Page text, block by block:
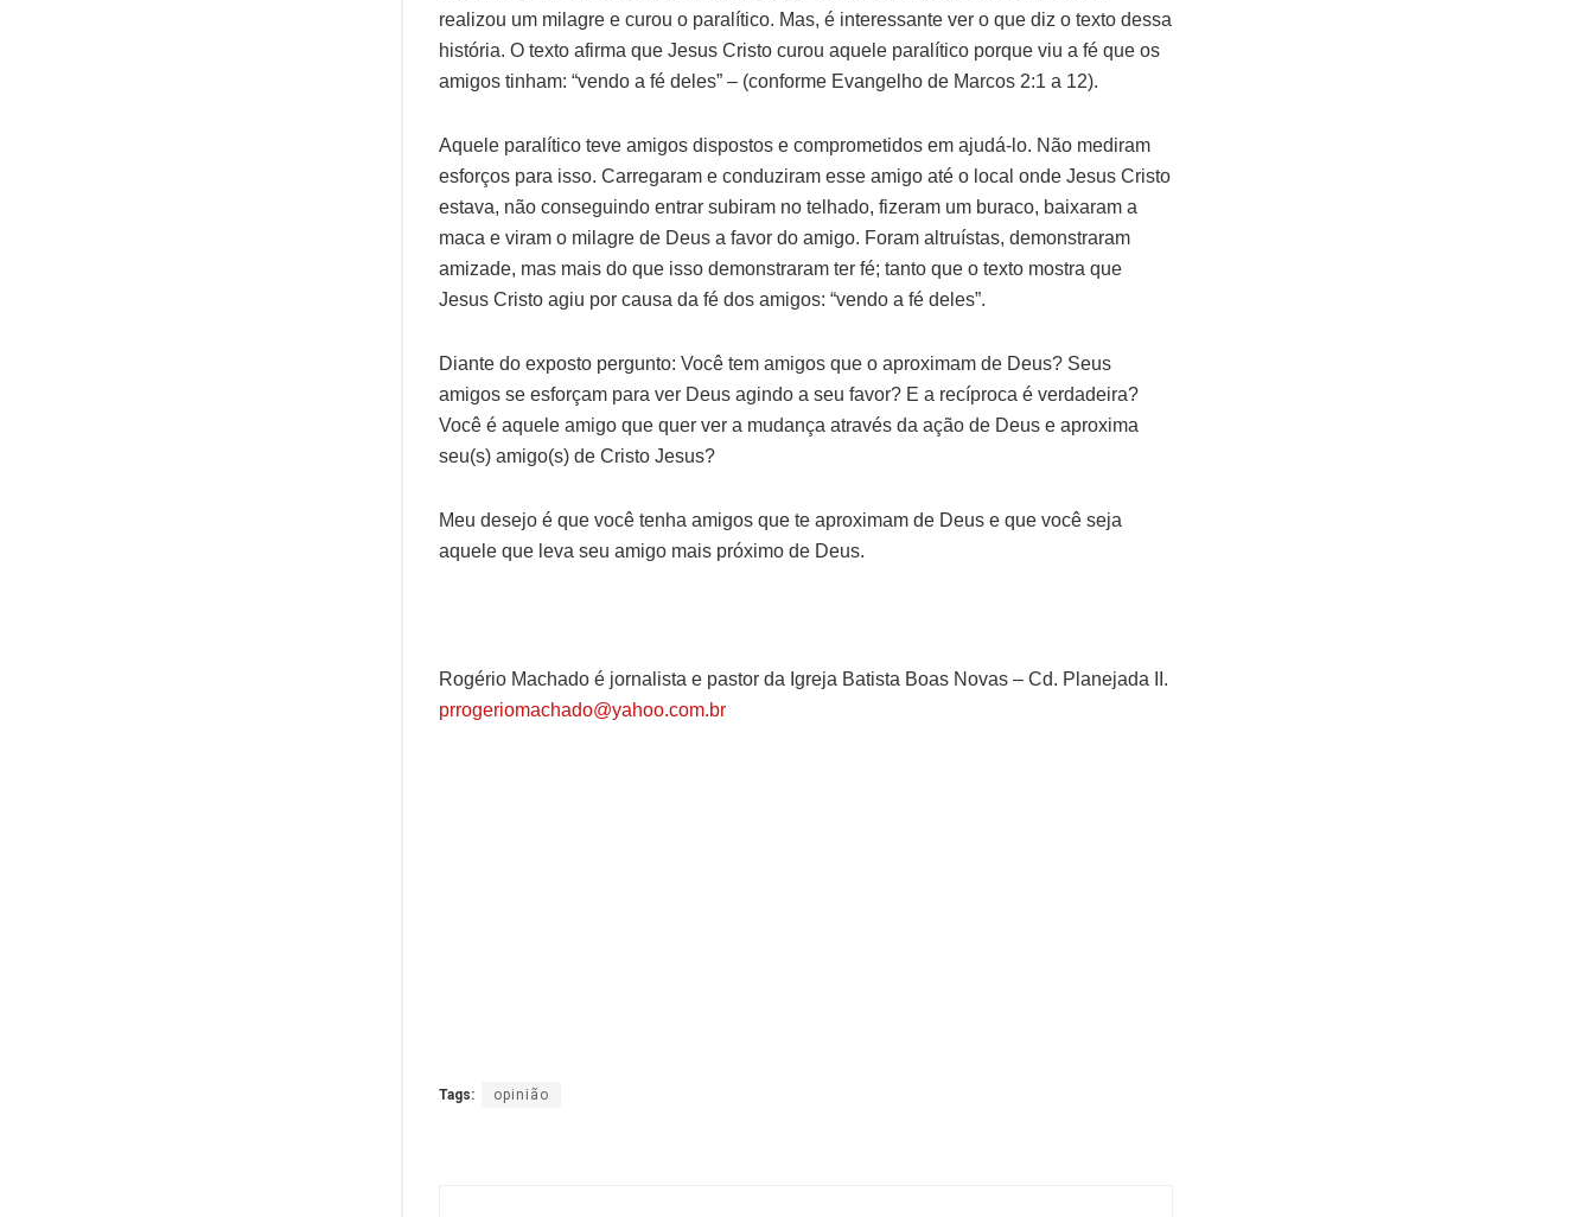
realizou um milagre e curou o paralítico. Mas, é interessante ver o que diz o texto dessa
história. O texto afirma que Jesus Cristo curou aquele paralítico porque viu a fé que os
amigos tinham: “vendo a fé deles” – (conforme Evangelho de Marcos 2:1 a 12).
Aquele paralítico teve amigos dispostos e comprometidos em ajudá-lo. Não mediram
esforços para isso. Carregaram e conduziram esse amigo até o local onde Jesus Cristo
estava, não conseguindo entrar subiram no telhado, fizeram um buraco, baixaram a
maca e viram o milagre de Deus a favor do amigo. Foram altruístas, demonstraram
amizade, mas mais do que isso demonstraram ter fé; tanto que o texto mostra que
Jesus Cristo agiu por causa da fé dos amigos: “vendo a fé deles”.
Diante do exposto pergunto: Você tem amigos que o aproximam de Deus? Seus
amigos se esforçam para ver Deus agindo a seu favor? E a recíproca é verdadeira?
Você é aquele amigo que quer ver a mudança através da ação de Deus e aproxima
seu(s) amigo(s) de Cristo Jesus?
Meu desejo é que você tenha amigos que te aproximam de Deus e que você seja
aquele que leva seu amigo mais próximo de Deus.
Rogério Machado é jornalista e pastor da Igreja Batista Boas Novas – Cd. Planejada II.
prrogeriomachado@yahoo.com.br
Tags: opinião